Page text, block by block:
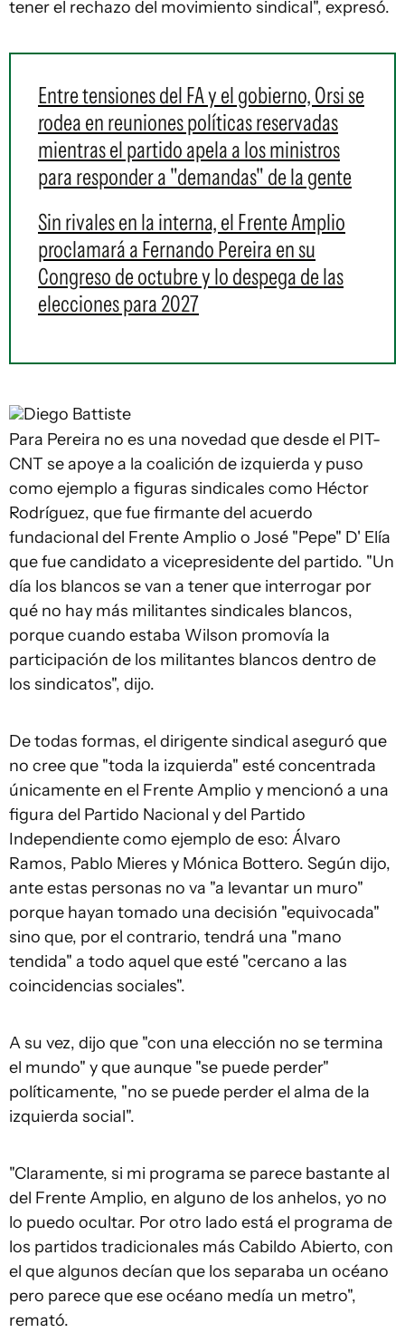
tener el rechazo del movimiento sindical", expresó.
Entre tensiones del FA y el gobierno, Orsi se
rodea en reuniones políticas reservadas
mientras el partido apela a los ministros
para responder a "demandas" de la gente
Sin rivales en la interna, el Frente Amplio
proclamará a Fernando Pereira en su
Congreso de octubre y lo despega de las
elecciones para 2027
Diego Battiste
Para Pereira no es una novedad que desde el PIT-
CNT se apoye a la coalición de izquierda y puso
como ejemplo a figuras sindicales como Héctor
Rodríguez, que fue firmante del acuerdo
fundacional del Frente Amplio o José "Pepe" D' Elía
que fue candidato a vicepresidente del partido. "Un
día los blancos se van a tener que interrogar por
qué no hay más militantes sindicales blancos,
porque cuando estaba Wilson promovía la
participación de los militantes blancos dentro de
los sindicatos", dijo.
De todas formas, el dirigente sindical aseguró que
no cree que "toda la izquierda" esté concentrada
únicamente en el Frente Amplio y mencionó a una
figura del Partido Nacional y del Partido
Independiente como ejemplo de eso: Álvaro
Ramos, Pablo Mieres y Mónica Bottero. Según dijo,
ante estas personas no va "a levantar un muro"
porque hayan tomado una decisión "equivocada"
sino que, por el contrario, tendrá una "mano
tendida" a todo aquel que esté "cercano a las
coincidencias sociales".
A su vez, dijo que "con una elección no se termina
el mundo" y que aunque "se puede perder"
políticamente, "no se puede perder el alma de la
izquierda social".
"Claramente, si mi programa se parece bastante al
del Frente Amplio, en alguno de los anhelos, yo no
lo puedo ocultar. Por otro lado está el programa de
los partidos tradicionales más Cabildo Abierto, con
el que algunos decían que los separaba un océano
pero parece que ese océano medía un metro",
remató.